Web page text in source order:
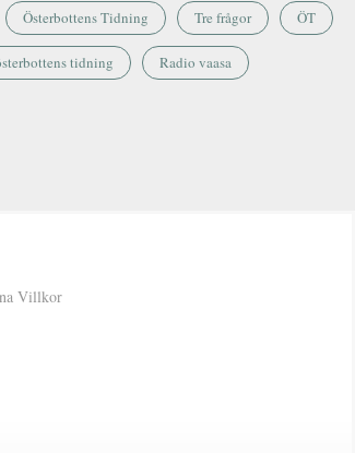
Österbottens Tidning Tre frågor ÖT
tidning Radio vaasa
Villkor